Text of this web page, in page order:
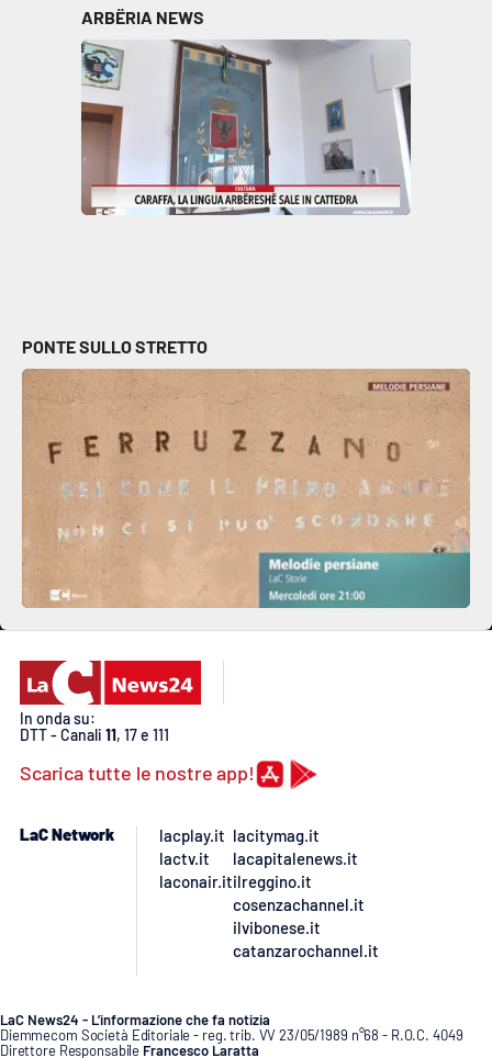
ARBËRIA NEWS
PONTE SULLO STRETTO
In onda su:
DTT - Canali 11, 17 e 111
Scarica tutte le nostre app!
LaC Network
lacplay.it
lactv.it
laconair.it
lacitymag.it
lacapitalenews.it
ilreggino.it
cosenzachannel.it
ilvibonese.it
catanzarochannel.it
LaC News24 - L’informazione che fa notizia
Diemmecom Società Editoriale - reg. trib. VV 23/05/1989 n°68 - R.O.C. 4049
Direttore Responsabile Francesco Laratta